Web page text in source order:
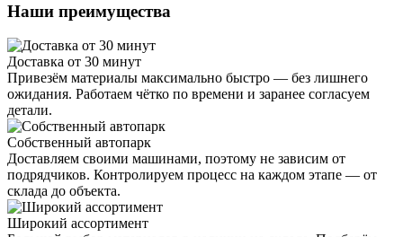
Наши преимущества
Доставка от 30 минут
Привезём материалы максимально быстро — без лишнего
ожидания. Работаем чётко по времени и заранее согласуем
детали.
Собственный автопарк
Доставляем своими машинами, поэтому не зависим от
подрядчиков. Контролируем процесс на каждом этапе — от
склада до объекта.
Широкий ассортимент